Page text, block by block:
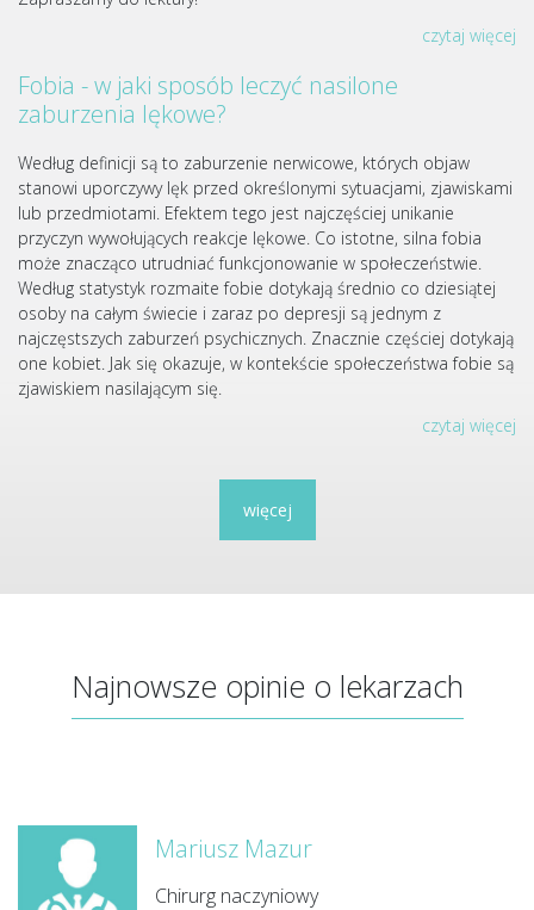
czytaj więcej
Fobia - w jaki sposób leczyć nasilone
zaburzenia lękowe?
Według definicji są to zaburzenie nerwicowe, których objaw
stanowi uporczywy lęk przed określonymi sytuacjami, zjawiskami
lub przedmiotami. Efektem tego jest najczęściej unikanie
przyczyn wywołujących reakcje lękowe. Co istotne, silna fobia
może znacząco utrudniać funkcjonowanie w społeczeństwie.
Według statystyk rozmaite fobie dotykają średnio co dziesiątej
osoby na całym świecie i zaraz po depresji są jednym z
najczęstszych zaburzeń psychicznych. Znacznie częściej dotykają
one kobiet. Jak się okazuje, w kontekście społeczeństwa fobie są
zjawiskiem nasilającym się.
czytaj więcej
więcej
Najnowsze opinie o lekarzach
Mariusz Mazur
Chirurg naczyniowy